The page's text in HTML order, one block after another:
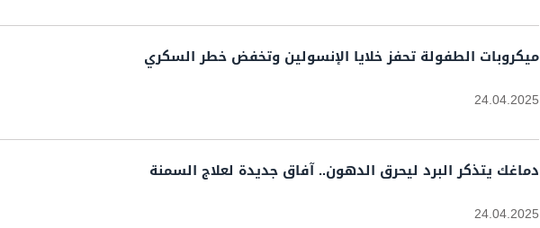
ميكروبات الطفولة تحفز خلايا الإنسولين وتخفض خطر السكري
24.04.2025
دماغك يتذكر البرد ليحرق الدهون.. آفاق جديدة لعلاج السمنة
24.04.2025